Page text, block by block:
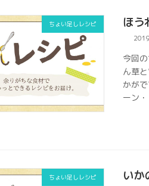
ちょい足しレシピ ほう
今回
ん草
かが
ーン
ちょい足しレシピ いか